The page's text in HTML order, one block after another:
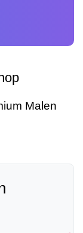
Malen